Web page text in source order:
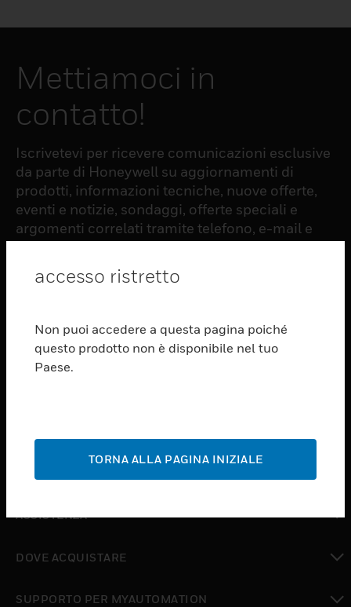
Mettiamoci in
contatto!
Iscrivetevi per ricevere comunicazioni esclusive
da parte di Honeywell su aggiornamenti di
prodotti, informazioni tecniche, nuove offerte,
eventi e notizie, sondaggi, offerte speciali e
argomenti correlati tramite telefono, e-mail e
PRODUCTS
toggle view
ASSISTENZA
DOVE ACQUISTARE
SUPPORTO PER MYAUTOMATION
accesso ristretto
Non puoi accedere a questa pagina poiché
questo prodotto non è disponibile nel tuo
Paese.
TORNA ALLA PAGINA INIZIALE